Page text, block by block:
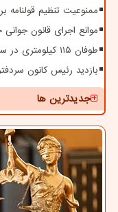
ممنوعیت تنظیم قولنامه
موانع اجرای قانون
طوفان ۱۱۵ کیلومتری در سیستان
بازدید رئیس کانون
جدیدترین ها